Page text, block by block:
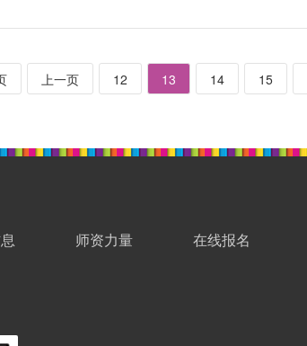
上一页 12 13 14 15
师资力量 在线报名